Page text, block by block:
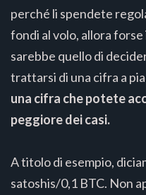
perché li spendete
fondi al volo, allora
sarebbe quello di
trattarsi di una cifra a
una cifra che potete
peggiore dei casi.
A titolo di esempio,
satoshis/0,1 BTC. Non